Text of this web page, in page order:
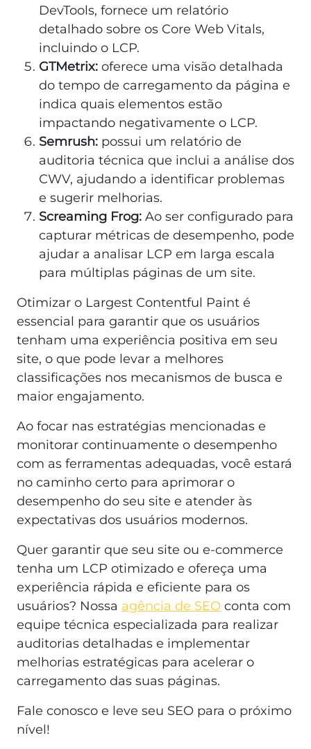
DevTools, fornece um relatório
detalhado sobre os Core Web Vitals,
incluindo o LCP.
GTMetrix: oferece uma visão detalhada
do tempo de carregamento da página e
indica quais elementos estão
impactando negativamente o LCP.
Semrush: possui um relatório de
auditoria técnica que inclui a análise dos
CWV, ajudando a identificar problemas
e sugerir melhorias.
Screaming Frog: Ao ser configurado para
capturar métricas de desempenho, pode
ajudar a analisar LCP em larga escala
para múltiplas páginas de um site.
Otimizar o Largest Contentful Paint é
essencial para garantir que os usuários
tenham uma experiência positiva em seu
site, o que pode levar a melhores
classificações nos mecanismos de busca e
maior engajamento.
Ao focar nas estratégias mencionadas e
monitorar continuamente o desempenho
com as ferramentas adequadas, você estará
no caminho certo para aprimorar o
desempenho do seu site e atender às
expectativas dos usuários modernos.
Quer garantir que seu site ou e-commerce
tenha um LCP otimizado e ofereça uma
experiência rápida e eficiente para os
usuários? Nossa agência de SEO conta com
equipe técnica especializada para realizar
auditorias detalhadas e implementar
melhorias estratégicas para acelerar o
carregamento das suas páginas.
Fale conosco e leve seu SEO para o próximo
nível!